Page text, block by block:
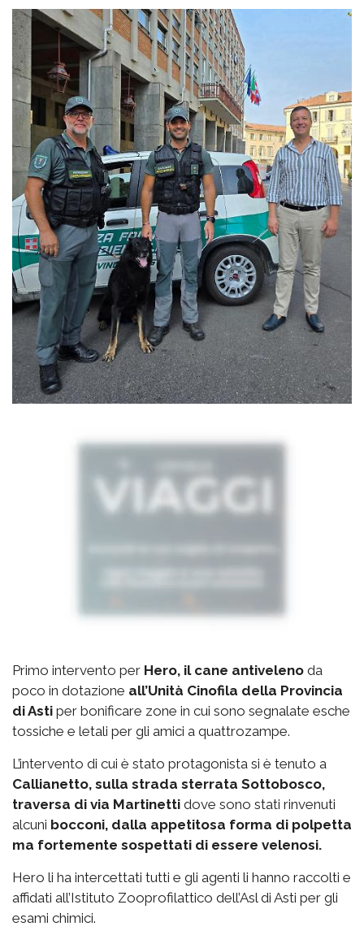
Primo intervento per Hero, il cane antiveleno da
poco in dotazione all’Unità Cinofila della Provincia
di Asti per bonificare zone in cui sono segnalate esche
tossiche e letali per gli amici a quattrozampe.
L’intervento di cui è stato protagonista si è tenuto a
Callianetto, sulla strada sterrata Sottobosco,
traversa di via Martinetti dove sono stati rinvenuti
alcuni bocconi, dalla appetitosa forma di polpetta
ma fortemente sospettati di essere velenosi.
Hero li ha intercettati tutti e gli agenti li hanno raccolti e
affidati all’Istituto Zooprofilattico dell’Asl di Asti per gli
esami chimici.